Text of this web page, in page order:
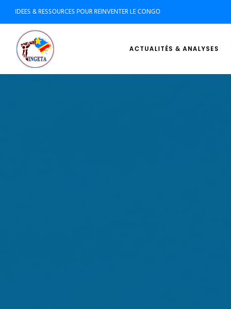
IDEES & RESSOURCES POUR REINVENTER LE CONGO
ACTUALITÉS & ANALYSES